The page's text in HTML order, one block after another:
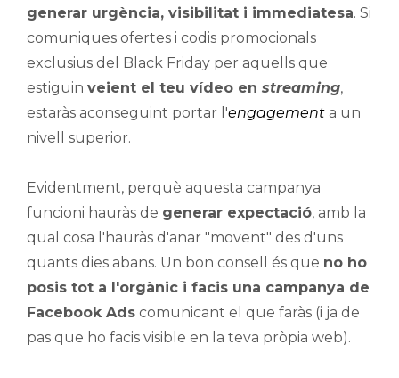
generar urgència, visibilitat i immediatesa. Si
comuniques ofertes i codis promocionals
exclusius del Black Friday per aquells que
estiguin veient el teu vídeo en streaming,
estaràs aconseguint portar l'engagement a un
nivell superior.
Evidentment, perquè aquesta campanya
funcioni hauràs de generar expectació, amb la
qual cosa l'hauràs d'anar "movent" des d'uns
quants dies abans. Un bon consell és que no ho
posis tot a l'orgànic i facis una campanya de
Facebook Ads comunicant el que faràs (i ja de
pas que ho facis visible en la teva pròpia web).